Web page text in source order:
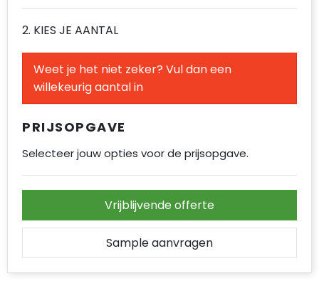
Accessoires voor tassen
Aktetassen
Waterbestendige tassen
Goodiebags
2. KIES JE AANTAL
Weet je het niet zeker? Vul dan een
willekeurig aantal in
PRIJSOPGAVE
Selecteer jouw opties voor de prijsopgave.
Vrijblijvende offerte
Sample aanvragen